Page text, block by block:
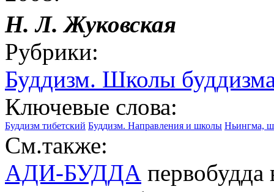
Н. Л. Жуковская
Рубрики:
Буддизм. Школы
Ключевые слова:
Буддизм тибетский Буддизм. Направления и школы Ньингма,
См.также:
АДИ-БУДДА